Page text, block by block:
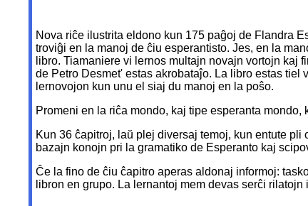
Nova riĉe ilustrita eldono kun 175 paĝoj de Flandra
troviĝi en la manoj de ĉiu esperantisto. Jes, en la
libro. Tiamaniere vi lernos multajn novajn vortojn
de Petro Desmet' estas akrobataĵo. La libro estas
lernovojon kun unu el siaj du manoj en la poŝo.
Promeni en la riĉa mondo, kaj tipe esperanta
Kun 36 ĉapitroj, laŭ plej diversaj temoj, kun entute
bazajn konojn pri la gramatiko de Esperanto kaj
Ĉe la fino de ĉiu ĉapitro aperas aldonaj informoj:
libron en grupo. La lernantoj mem devas serĉi